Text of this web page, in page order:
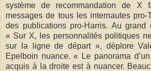
système de recommandation de X
messages de tous les internautes pro-
des publications pro-Harris. Au grand
« Sur X, les personnalités politiques
sur la ligne de départ », déplore
Epelboin nuance. « Le panorama
acquis à la droite est à nuancer.